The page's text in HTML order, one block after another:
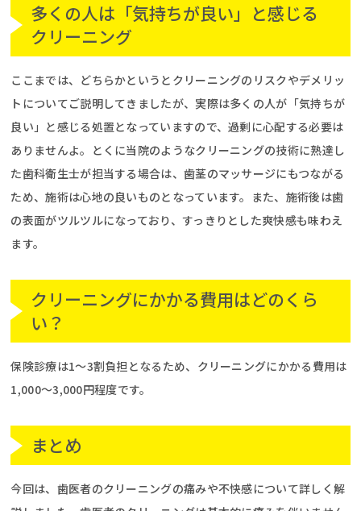
多くの人は「気持ちが良い」と感じる
クリーニング
ここまでは、どちらかというとクリーニングのリスクやデメリッ
トについてご説明してきましたが、実際は多くの人が「気持ちが
良い」と感じる処置となっていますので、過剰に心配する必要は
ありませんよ。とくに当院のようなクリーニングの技術に熟達し
た歯科衛生士が担当する場合は、歯茎のマッサージにもつながる
ため、施術は心地の良いものとなっています。また、施術後は歯
の表面がツルツルになっており、すっきりとした爽快感も味わえ
ます。
クリーニングにかかる費用はどのくら
い？
保険診療は1～3割負担となるため、クリーニングにかかる費用は
1,000～3,000円程度です。
まとめ
今回は、歯医者のクリーニングの痛みや不快感について詳しく解